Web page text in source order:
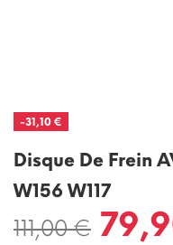
-31,10 €
Disque De Frein
W156 W117
111,00 €